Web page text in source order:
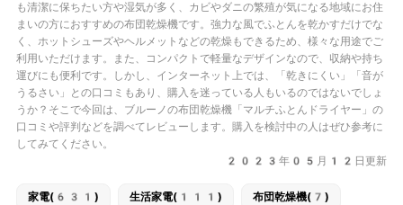
も清潔に保ちたい方や湿気が多く、カビやダニの繁殖が気になる地域にお住
まいの方におすすめの布団乾燥機です。強力な風でふとんを乾かすだけでな
く、ホットシューズやヘルメットなどの乾燥もできるため、様々な用途でご
利用いただけます。また、コンパクトで軽量なデザインなので、収納や持ち
運びにも便利です。しかし、インターネット上では、「乾きにくい」「音が
うるさい」との口コミもあり、購入を迷っている人もいるのではないでしょ
うか？そこで今回は、ブルーノの布団乾燥機「マルチふとんドライヤー」の
口コミや評判などを調べてレビューします。購入を検討中の人はぜひ参考に
してみてください。
2023年05月12日更新
家電(631) 生活家電(111) 布団乾燥機(7)